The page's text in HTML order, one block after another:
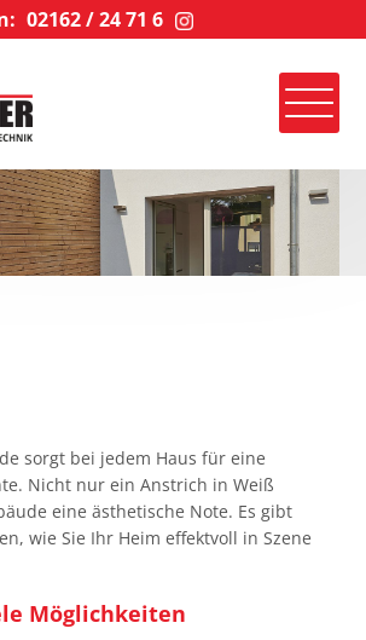
02162 / 24 71 6
sorgt bei jedem Haus für eine
Nicht nur ein Anstrich in Weiß
eine ästhetische Note. Es gibt
wie Sie Ihr Heim effektvoll in Szene
Möglichkeiten